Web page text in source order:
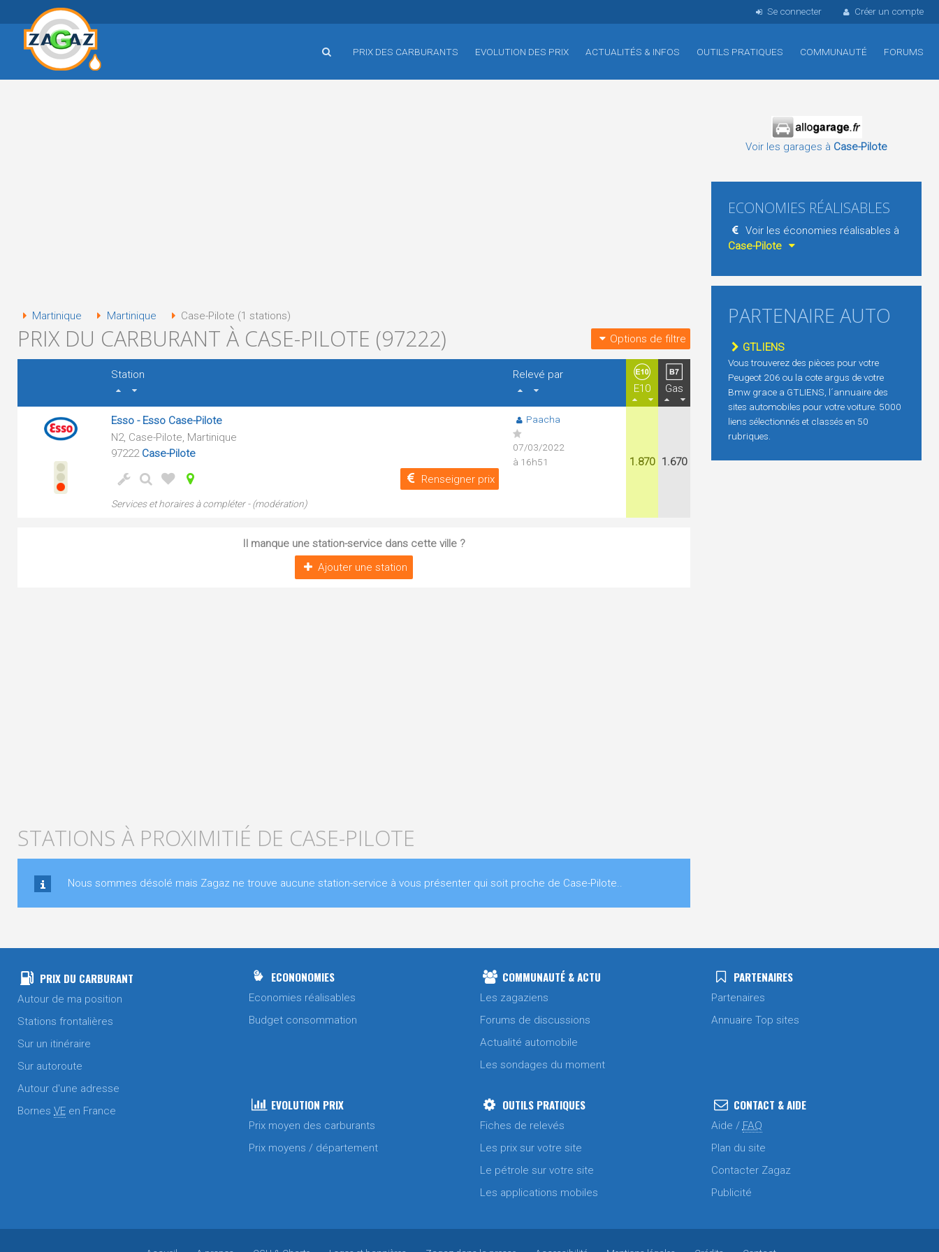
Se connecter Créer un compte
PRIX DES CARBURANTS EVOLUTION DES PRIX ACTUALITÉS & INFOS OUTILS PRATIQUES COMMUNAUTÉ FORUMS
Martinique Martinique Case-Pilote (1 stations)
PRIX DU CARBURANT À CASE-PILOTE (97222) Options de filtre
Station
Relevé par
E10
Gas
Esso - Esso Case-Pilote
N2, Case-Pilote, Martinique
97222 Case-Pilote
Renseigner prix
Services et horaires à compléter - (modération)
Paacha
07/03/2022
à 16h51
1.870 1.670
Il manque une station-service dans cette ville ?
Ajouter une station
STATIONS À PROXIMITIÉ DE CASE-PILOTE
Nous sommes désolé mais Zagaz ne trouve aucune station-service à vous présenter qui soit proche de Case-Pilote..
Voir les garages à Case-Pilote
ECONOMIES RÉALISABLES
Voir les économies réalisables à
Case-Pilote
PARTENAIRE AUTO
GTLIENS
Vous trouverez des pièces pour votre
Peugeot 206 ou la cote argus de votre
Bmw grace a GTLIENS, l´annuaire des
sites automobiles pour votre voiture. 5000
liens sélectionnés et classés en 50
rubriques.
PRIX DU CARBURANT
Autour de ma position
Stations frontalières
Sur un itinéraire
Sur autoroute
Autour d'une adresse
Bornes VE en France
ECONONOMIES
Economies réalisables
Budget consommation
COMMUNAUTÉ & ACTU
Les zagaziens
Forums de discussions
Actualité automobile
Les sondages du moment
PARTENAIRES
Partenaires
Annuaire Top sites
EVOLUTION PRIX
Prix moyen des carburants
Prix moyens / département
OUTILS PRATIQUES
Fiches de relevés
Les prix sur votre site
Le pétrole sur votre site
Les applications mobiles
CONTACT & AIDE
Aide / FAQ
Plan du site
Contacter Zagaz
Publicité